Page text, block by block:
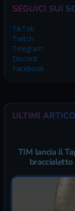
SEGUICI SUI
TikTok
Twitch
Telegram
Discord
Facebook
ULTIMI
TIM lancia il